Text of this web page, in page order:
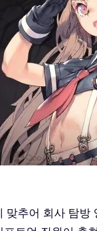
추어 회사 탐